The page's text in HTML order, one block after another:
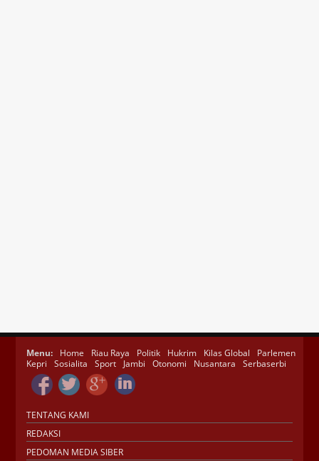
Menu: Home Riau Raya Politik Hukrim Kilas Global
Parlemen
Kepri
Sosialita Sport Jambi Otonomi Nusantara Serbaserbi
TENTANG KAMI
REDAKSI
PEDOMAN MEDIA SIBER